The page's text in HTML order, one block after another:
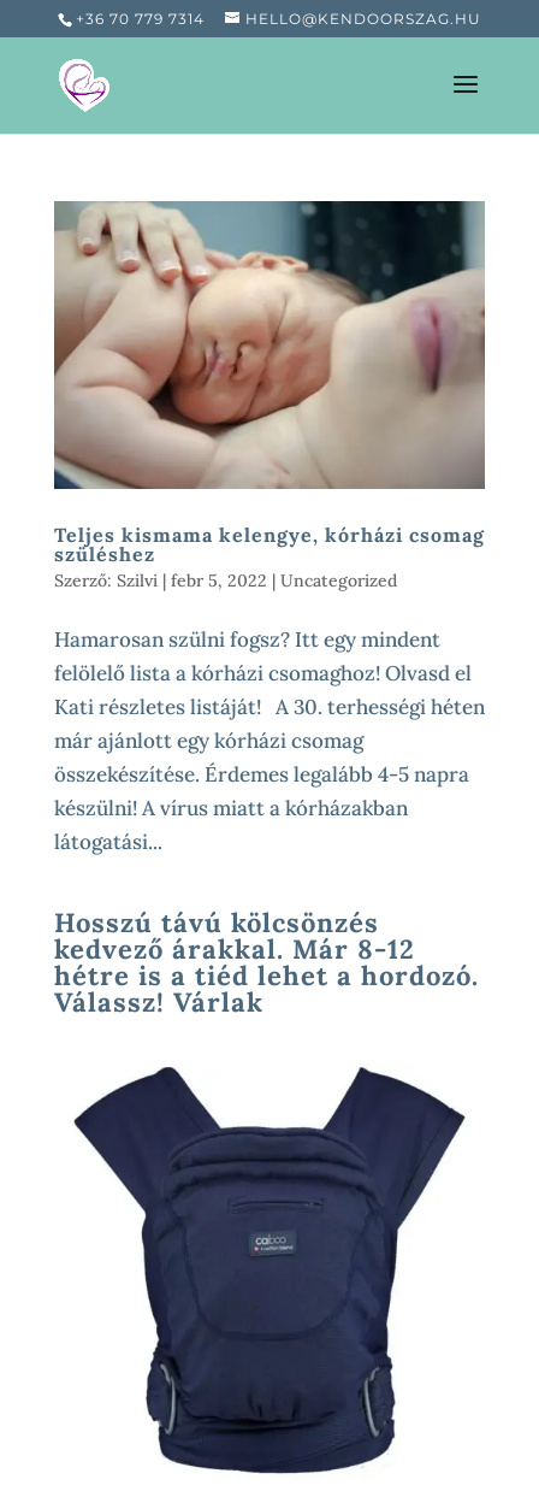
+36 70 779 7314 HELLO@KENDOORSZAG.HU
Teljes kismama kelengye, kórházi csomag
szüléshez
Szerző: Szilvi| febr 5, 2022 | Uncategorized
Hamarosan szülni fogsz? Itt egy mindent
felölelő lista a kórházi csomaghoz! Olvasd el
Kati részletes listáját! A 30. terhességi héten
már ajánlott egy kórházi csomag
összekészítése. Érdemes legalább 4-5 napra
készülni! A vírus miatt a kórházakban
látogatási...
Hosszú távú kölcsönzés
kedvező árakkal. Már 8-12
hétre is a tiéd lehet a hordozó.
Válassz! Várlak